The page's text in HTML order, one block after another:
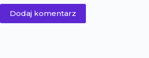
Dodaj komentarz